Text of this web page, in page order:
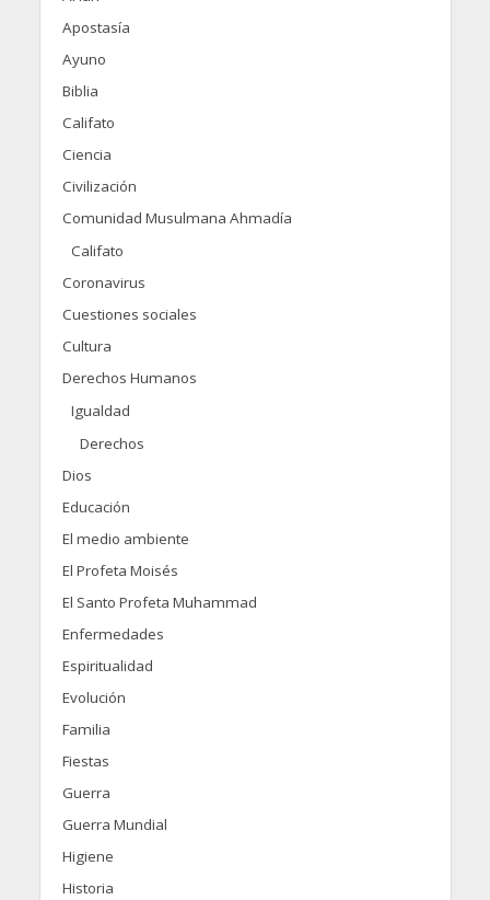
Apostasía
Ayuno
Biblia
Califato
Ciencia
Civilización
Comunidad Musulmana Ahmadía
Califato
Coronavirus
Cuestiones sociales
Cultura
Derechos Humanos
Igualdad
Derechos
Dios
Educación
El medio ambiente
El Profeta Moisés
El Santo Profeta Muhammad
Enfermedades
Espiritualidad
Evolución
Familia
Fiestas
Guerra
Guerra Mundial
Higiene
Historia